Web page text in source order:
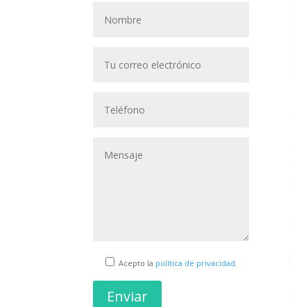
Acepto la política de privacidad.
Enviar